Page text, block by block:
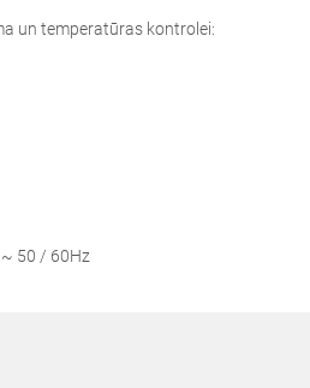
un temperatūras kontrolei:
50 / 60Hz